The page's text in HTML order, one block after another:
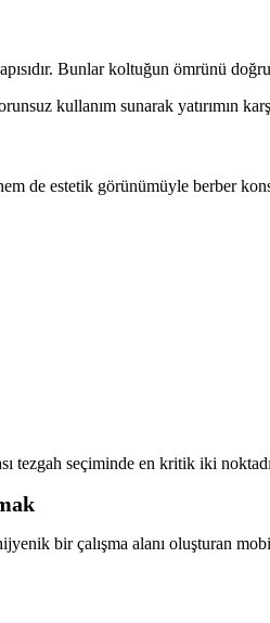
Bunlar koltuğun ömrünü
kullanım sunarak yatırımın
de estetik görünümüyle berber
tezgah seçiminde en kritik iki
bir çalışma alanı oluşturan